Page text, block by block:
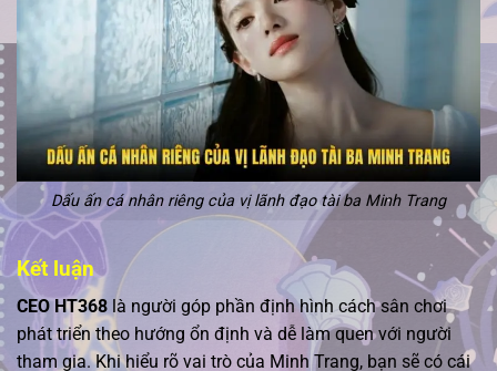
Dấu ấn cá nhân riêng của vị lãnh đạo tài ba Minh Trang
Kết luận
CEO HT368 là người góp phần định hình cách sân chơi
phát triển theo hướng ổn định và dễ làm quen với người
tham gia. Khi hiểu rõ vai trò của Minh Trang, bạn sẽ có cái